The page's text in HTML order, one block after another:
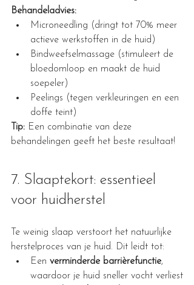
Behandeladvies:
Microneedling (dringt tot 70% meer
actieve werkstoffen in de huid)
Bindweefselmassage (stimuleert de
bloedomloop en maakt de huid
soepeler)
Peelings (tegen verkleuringen en een
doffe teint)
Tip: Een combinatie van deze
behandelingen geeft het beste resultaat!
7. Slaaptekort: essentieel
voor huidherstel
Te weinig slaap verstoort het natuurlijke
herstelproces van je huid. Dit leidt tot:
Een verminderde barrièrefunctie,
waardoor je huid sneller vocht verliest